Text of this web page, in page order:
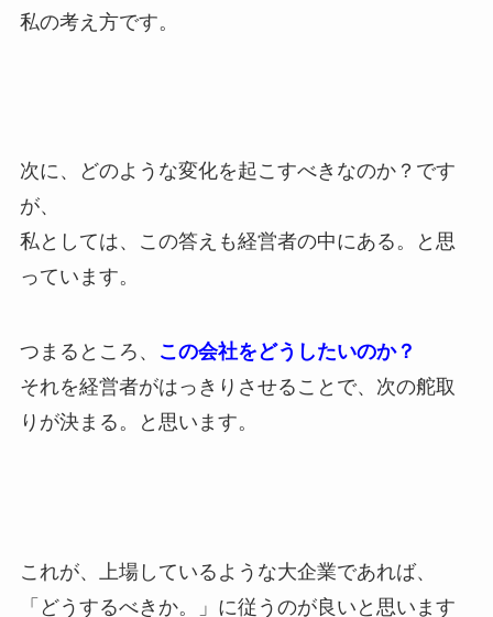
私の考え方です。
次に、どのような変化を起こすべきなのか？です
が、
私としては、この答えも経営者の中にある。と思
っています。
つまるところ、
この会社をどうしたいのか？
それを経営者がはっきりさせることで、次の舵取
りが決まる。と思います。
これが、上場しているような大企業であれば、
「どうするべきか。」に従うのが良いと思います